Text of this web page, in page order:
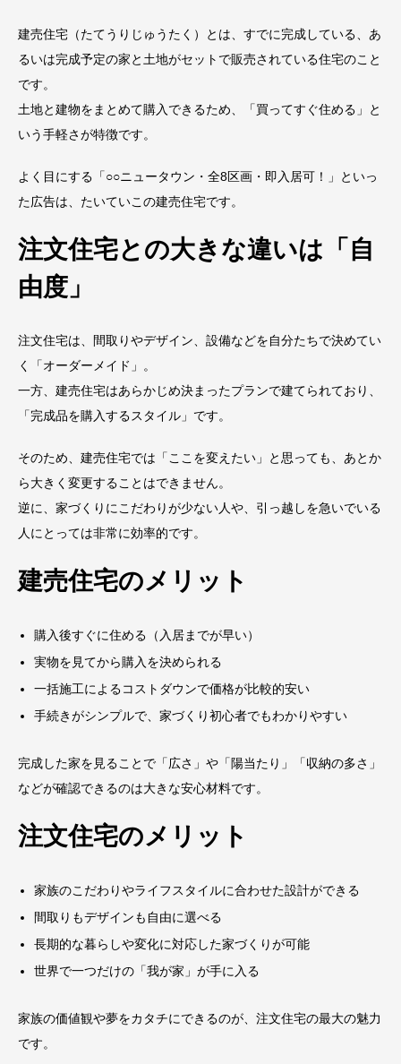
建売住宅（たてうりじゅうたく）とは、すでに完成している、あ
るいは完成予定の家と土地がセットで販売されている住宅のこと
です。
土地と建物をまとめて購入できるため、「買ってすぐ住める」と
いう手軽さが特徴です。
よく目にする「○○ニュータウン・全8区画・即入居可！」といっ
た広告は、たいていこの建売住宅です。
注文住宅との大きな違いは「自
由度」
注文住宅は、間取りやデザイン、設備などを自分たちで決めてい
く「オーダーメイド」。
一方、建売住宅はあらかじめ決まったプランで建てられており、
「完成品を購入するスタイル」です。
そのため、建売住宅では「ここを変えたい」と思っても、あとか
ら大きく変更することはできません。
逆に、家づくりにこだわりが少ない人や、引っ越しを急いでいる
人にとっては非常に効率的です。
建売住宅のメリット
購入後すぐに住める（入居までが早い）
実物を見てから購入を決められる
一括施工によるコストダウンで価格が比較的安い
手続きがシンプルで、家づくり初心者でもわかりやすい
完成した家を見ることで「広さ」や「陽当たり」「収納の多さ」
などが確認できるのは大きな安心材料です。
注文住宅のメリット
家族のこだわりやライフスタイルに合わせた設計ができる
間取りもデザインも自由に選べる
長期的な暮らしや変化に対応した家づくりが可能
世界で一つだけの「我が家」が手に入る
家族の価値観や夢をカタチにできるのが、注文住宅の最大の魅力
です。